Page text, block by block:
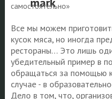
самостоятельно»
Все мы можем
кусок мяса, но иногда
рестораны… Это лишь
убедительный пример в
обращаться за помощью
случае - в
Дело в том, что,